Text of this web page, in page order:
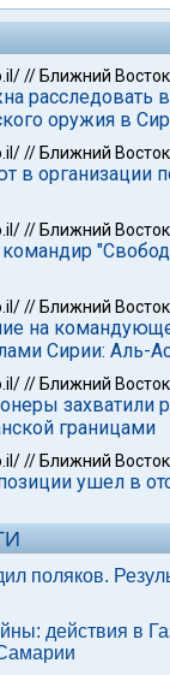
// Ближний Восток
расследовать
оружия в
// Ближний Восток
в организации
// Ближний Восток
командир
// Ближний Восток
на
Сирии: Аль-
// Ближний Восток
захватили
границами
// Ближний Восток
ушел в
поляков.
действия в